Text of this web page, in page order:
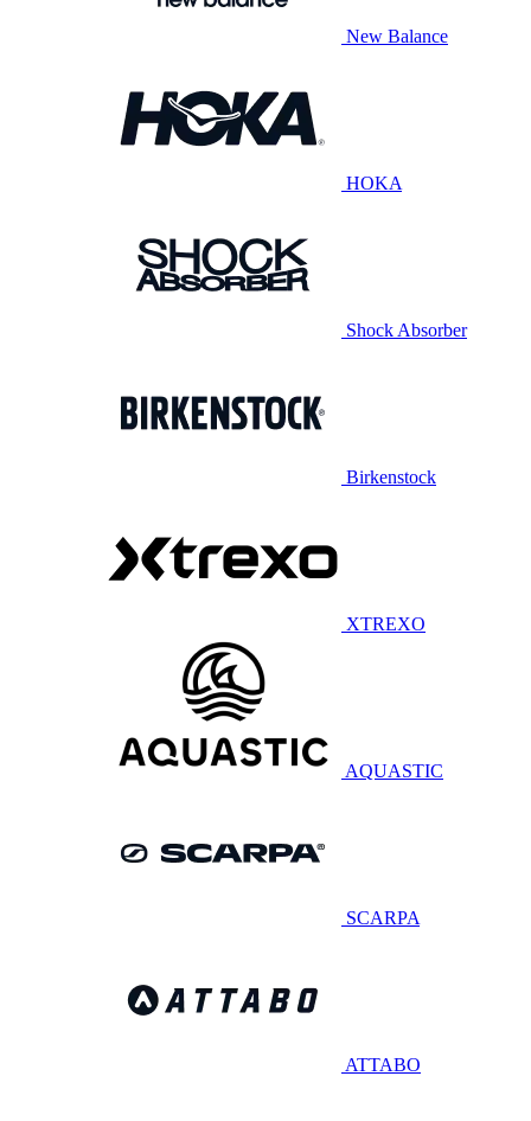
New Balance
HOKA
Shock Absorber
Birkenstock
XTREXO
AQUASTIC
SCARPA
ATTABO